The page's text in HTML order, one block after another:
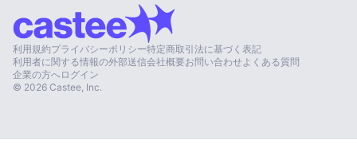
利用規約プライバシーポリシー特定商取引法に基づく表記
利用者に関する情報の外部送信会社概要お問い合わせ よくある質問
企業の方へログイン
© 2026 Castee, Inc.